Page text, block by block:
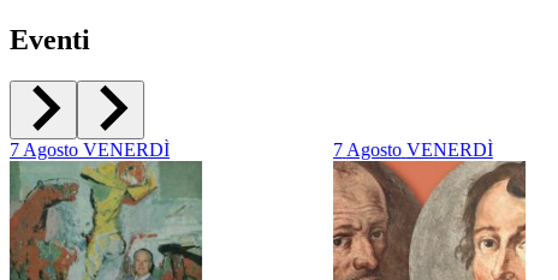
Eventi
7 Agosto VENERDÌ 7 Agosto VENERDÌ